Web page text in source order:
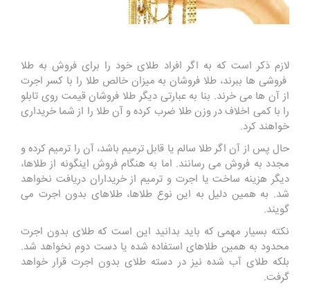
لازم ذکر است که به اگر افراد طلای خود را برای فروش به طلا
فروشی ها ببرند، طلا فروشان به میزان خالص طلا را با کسر اجرت
از آن ها می خرند. بنا به عبارتی دیگر طلا فروشان قیمت روی تابلو
را با کمی اخلاف در وزن طلا ضرب کرده و آن طلا را از شما خریداری
خواهند کرد.
حال پس از آن اگر طلا سالم یا قابل ترمیم باشد، آن را ترمیم کرده و
مجدد به فروش می ‌رسانند. اما به هنگام فروش اینگونه از طلاها،
دیگر هزینه ساخت یا اجرت و ترمیم از خریداران دریافت نخواهد
شد. به همین دلیل به این نوع طلاها، طلاهای بدون اجرت می
گویند.
نکته بسیار مهمی که باید بدانید این است که طلای بدون اجرت
محدود به همین طلاهای استفاده شده یا دست دوم نخواهد شد.
بلکه طلای آب شده نیز در دسته طلای بدون اجرت قرار خواهد
گرفت.